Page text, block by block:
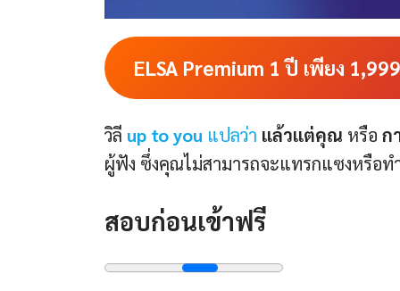
ELSA Premium 1 ปี เพียง 1,999
วิลี up to you แปลว่า แล้วแต่คุณ หรือ ก
ผู้ฟัง ซึ่งคุณไม่สามารถจะแทรกแซงหรือท
สอบก่อนเข้าฟรี